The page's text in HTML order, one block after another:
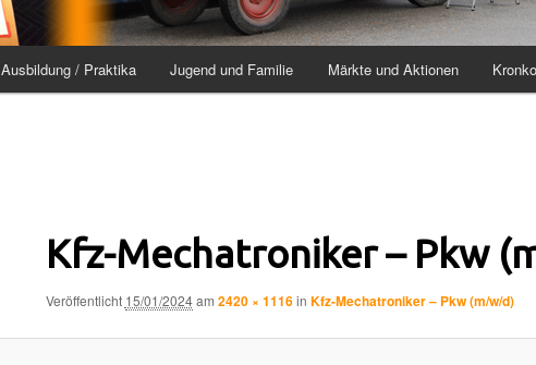
Ausbildung / Praktika Jugend und Familie Märkte und Aktionen
Kfz-Mechatroniker – Pkw
Veröffentlicht 15/01/2024am 2420 × 1116in Kfz-Mechatroniker – Pkw (m/w/d)